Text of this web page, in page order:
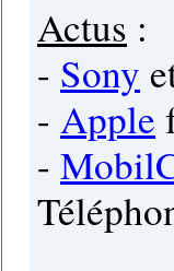
Actus :
- Sony
- Apple
-